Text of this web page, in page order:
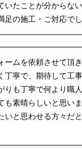
いたことが分からな
足の施工・ご対応でし
ームを依頼させて頂
丁寧で、期待して工
りも丁寧で何より職
も素晴らしいと思い
いと思わせる方々だ